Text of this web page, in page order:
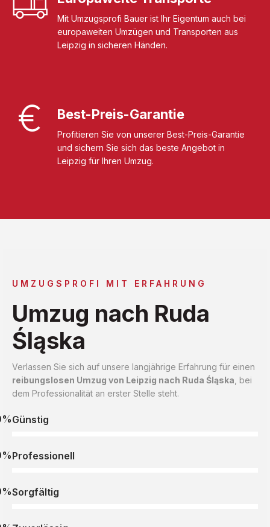
Mit Umzugsprofi Bauer ist Ihr Eigentum auch bei
europaweiten Umzügen und Transporten aus
Leipzig in sicheren Händen.
Best-Preis-Garantie
Profitieren Sie von unserer Best-Preis-Garantie
und sichern Sie sich das beste Angebot in
Leipzig für Ihren Umzug.
UMZUGSPROFI MIT ERFAHRUNG
Umzug nach Ruda
Śląska
Verlassen Sie sich auf unsere langjährige Erfahrung für einen
reibungslosen Umzug von Leipzig nach Ruda Śląska , bei
dem Professionalität an erster Stelle steht.
Günstig
Professionell
Sorgfältig